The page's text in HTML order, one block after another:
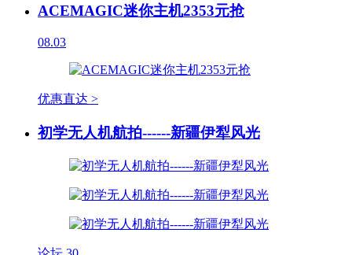
ACEMAGIC迷你主机2353元抢
08.03
优惠直达 >
初学无人机航拍------新疆伊犁风光